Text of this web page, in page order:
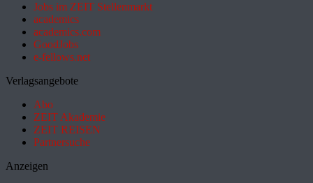
Jobs im ZEIT Stellenmarkt
academics
academics.com
GoodJobs
e-fellows.net
Verlagsangebote
Abo
ZEIT Akademie
ZEIT REISEN
Partnersuche
Anzeigen